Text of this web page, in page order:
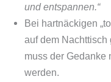
und entspannen.“
Bei hartnäckigen
auf dem
muss der Gedanke
werden.